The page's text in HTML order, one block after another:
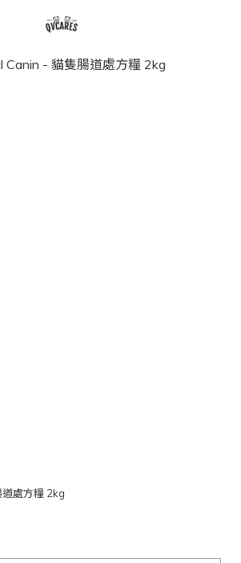
處方糧 2kg